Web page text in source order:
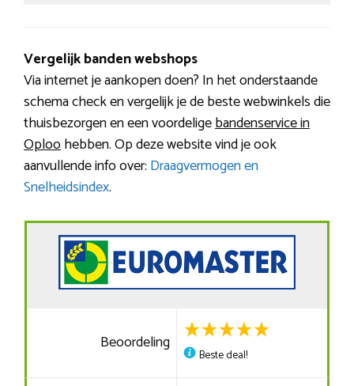
Vergelijk banden webshops
Via internet je aankopen doen? In het onderstaande
schema check en vergelijk je de beste webwinkels die
thuisbezorgen en een voordeligebandenservice in
Oploohebben. Op deze website vind je ook
aanvullende info over: Draagvermogen en
Snelheidsindex.
Beoordeling
Beste deal!